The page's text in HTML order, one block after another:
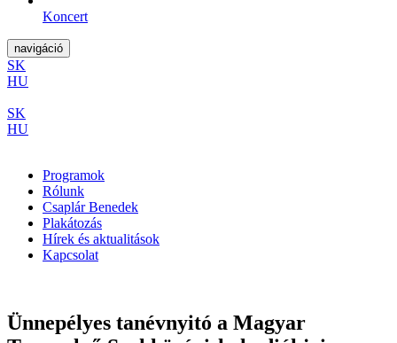
Koncert
navigáció
SK
HU
SK
HU
Programok
Rólunk
Csaplár Benedek
Plakátozás
Hírek és aktualitások
Kapcsolat
Ünnepélyes tanévnyitó a Magyar